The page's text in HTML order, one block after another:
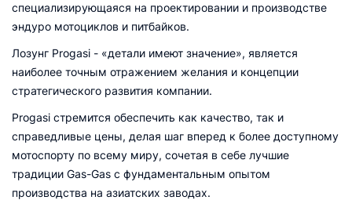
специализирующаяся на проектировании и производстве
эндуро мотоциклов и питбайков.
Лозунг Progasi - «детали имеют значение», является
наиболее точным отражением желания и концепции
стратегического развития компании.
Progasi стремится обеспечить как качество, так и
справедливые цены, делая шаг вперед к более доступному
мотоспорту по всему миру, cочетая в себе лучшие
традиции Gas-Gas с фундаментальным опытом
производства на азиатских заводах.